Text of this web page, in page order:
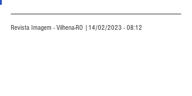
Revista Imagem - Vilhena-RO |14/02/2023 - 08:12